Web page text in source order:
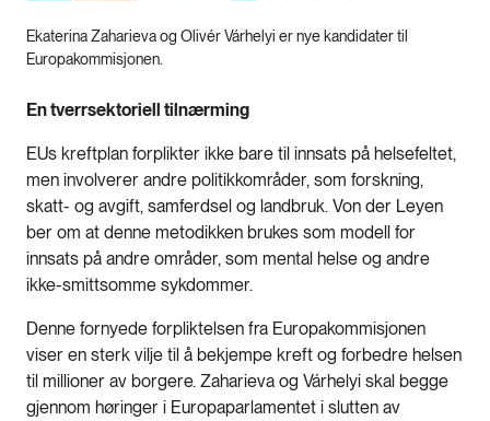
Ekaterina Zaharieva og Olivér Várhelyi er nye kandidater til
Europakommisjonen.
En tverrsektoriell tilnærming
EUs kreftplan forplikter ikke bare til innsats på helsefeltet,
men involverer andre politikkområder, som forskning,
skatt- og avgift, samferdsel og landbruk. Von der Leyen
ber om at denne metodikken brukes som modell for
innsats på andre områder, som mental helse og andre
ikke-smittsomme sykdommer.
Denne fornyede forpliktelsen fra Europakommisjonen
viser en sterk vilje til å bekjempe kreft og forbedre helsen
til millioner av borgere. Zaharieva og Várhelyi skal begge
gjennom høringer i Europaparlamentet i slutten av